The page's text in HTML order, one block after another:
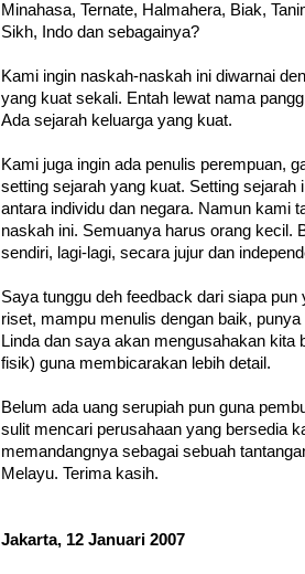
Minahasa, Ternate, Halmahera, Biak,
Sikh, Indo dan sebagainya?
Kami ingin naskah-naskah ini diwarnai
yang kuat sekali. Entah lewat nama
Ada sejarah keluarga yang kuat.
Kami juga ingin ada penulis perempuan,
setting sejarah yang kuat. Setting
antara individu dan negara. Namun kami
naskah ini. Semuanya harus orang kecil.
sendiri, lagi-lagi, secara jujur dan
Saya tunggu deh feedback dari siapa
riset, mampu menulis dengan baik,
Linda dan saya akan mengusahakan kita
fisik) guna membicarakan lebih detail.
Belum ada uang serupiah pun guna
sulit mencari perusahaan yang bersedia
memandangnya sebagai sebuah
Melayu. Terima kasih.
Jakarta, 12 Januari 2007